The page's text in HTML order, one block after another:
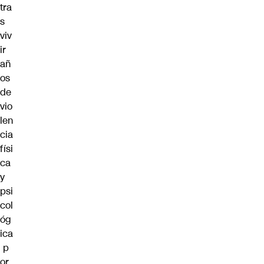
tra
s
viv
ir
añ
os
de
vio
len
cia
físi
ca
y
psi
col
óg
ica
p